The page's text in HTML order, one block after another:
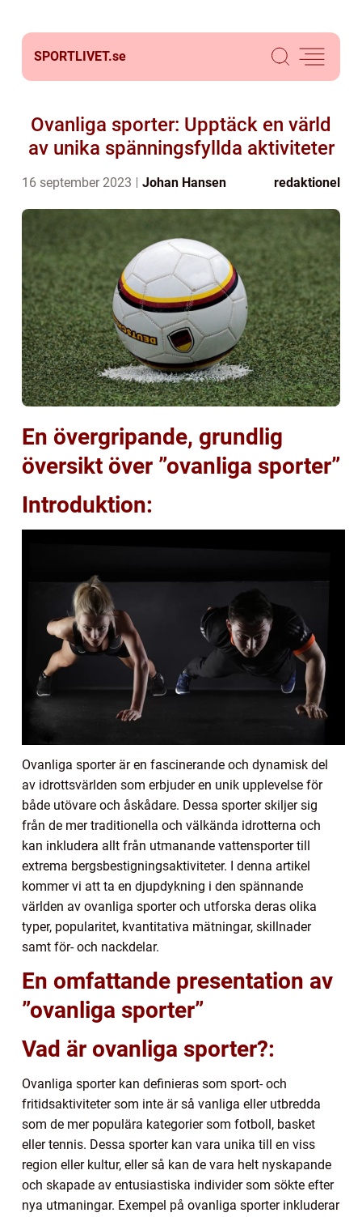
SPORTLIVET.se
Ovanliga sporter: Upptäck en värld
av unika spänningsfyllda aktiviteter
16 september 2023 Johan Hansen redaktionel
En övergripande, grundlig
översikt över ”ovanliga sporter”
Introduktion:
Ovanliga sporter är en fascinerande och dynamisk del
av idrottsvärlden som erbjuder en unik upplevelse för
både utövare och åskådare. Dessa sporter skiljer sig
från de mer traditionella och välkända idrotterna och
kan inkludera allt från utmanande vattensporter till
extrema bergsbestigningsaktiviteter. I denna artikel
kommer vi att ta en djupdykning i den spännande
världen av ovanliga sporter och utforska deras olika
typer, popularitet, kvantitativa mätningar, skillnader
samt för- och nackdelar.
En omfattande presentation av
”ovanliga sporter”
Vad är ovanliga sporter?:
Ovanliga sporter kan definieras som sport- och
fritidsaktiviteter som inte är så vanliga eller utbredda
som de mer populära kategorier som fotboll, basket
eller tennis. Dessa sporter kan vara unika till en viss
region eller kultur, eller så kan de vara helt nyskapande
och skapade av entusiastiska individer som sökte efter
nya utmaningar. Exempel på ovanliga sporter inkluderar